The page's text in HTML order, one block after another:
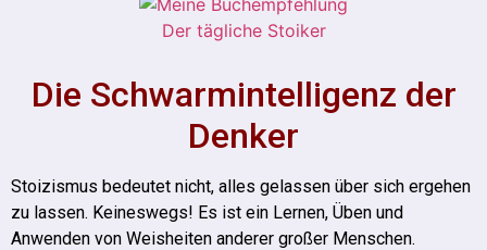
Die Schwarmintelligenz der
Denker
Stoizismus bedeutet nicht, alles gelassen über sich ergehen
zu lassen. Keineswegs! Es ist ein Lernen, Üben und
Anwenden von Weisheiten anderer großer Menschen.